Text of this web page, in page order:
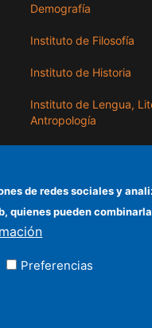
Demografía
Instituto de Filosofía
Instituto de Historia
Instituto de Lengua,
Antropología
Próximo
Instituto de Políticas y
Públicos
de redes sociales y
quienes pueden
Preferencias